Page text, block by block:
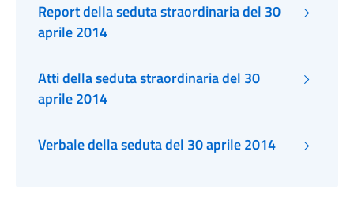
Report della seduta straordinaria del 30
aprile 2014
Atti della seduta straordinaria del 30
aprile 2014
Verbale della seduta del 30 aprile 2014